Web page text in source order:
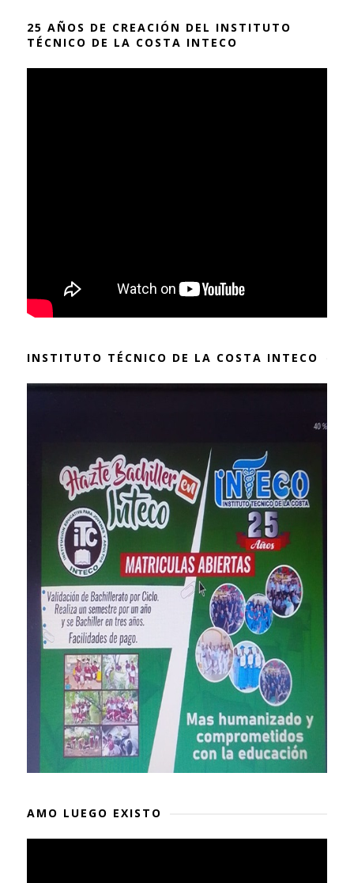
25 AÑOS DE CREACIÓN DEL INSTITUTO
TÉCNICO DE LA COSTA INTECO
INSTITUTO TÉCNICO DE LA COSTA INTECO
AMO LUEGO EXISTO